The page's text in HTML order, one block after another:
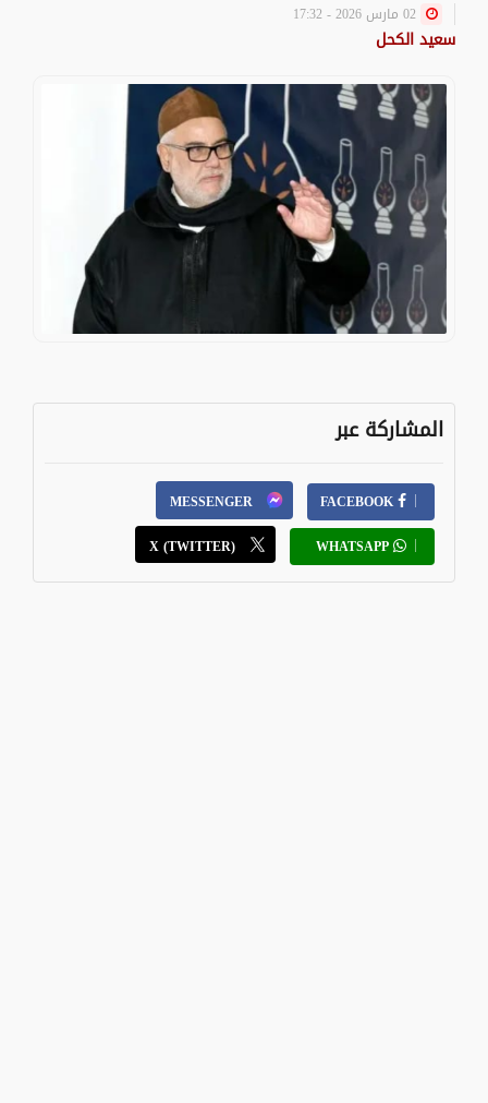
سعيد الكحل
المشاركة عبر
FACEBOOK
MESSENGER
WHATSAPP
X (TWITTER)